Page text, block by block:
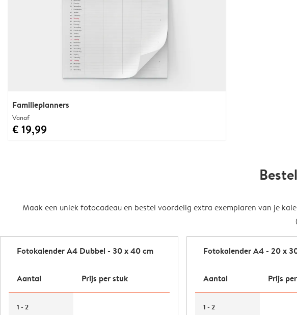
Familieplanners
Vanaf
€ 19,99
Maak een uniek fotocadeau en bestel voordelig extra exemplaren van je
Fotokalender A4 Dubbel - 30 x 40 cm
Aantal Prijs per stuk
1 - 2
Fotokalender A4 - 20 x
Aantal Prijs
1 - 2